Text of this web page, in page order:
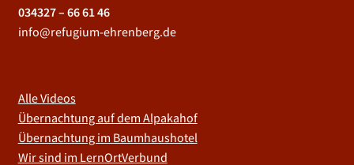
034327 – 66 61 46
info@refugium-ehrenberg.de
Alle Videos
Übernachtung auf dem Alpakahof
Übernachtung im Baumhaushotel
Wir sind im LernOrtVerbund